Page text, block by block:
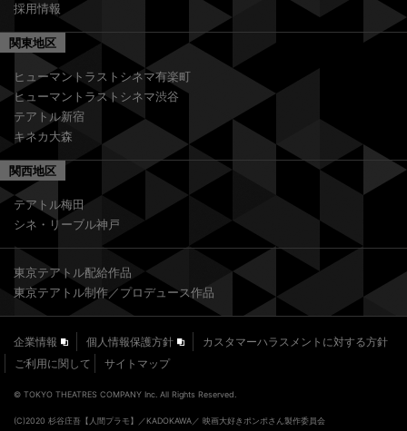
採用情報
関東地区
ヒューマントラストシネマ有楽町
ヒューマントラストシネマ渋谷
テアトル新宿
キネカ大森
関西地区
テアトル梅田
シネ・リーブル神戸
東京テアトル配給作品
東京テアトル制作／プロデュース作品
企業情報 個人情報保護方針
カスタマーハラスメントに対する方針
ご利用に関して
サイトマップ
© TOKYO THEATRES COMPANY Inc. All Rights Reserved.
(C)2020 杉谷庄吾【人間プラモ】／KADOKAWA／ 映画大好きポンポさん製作委員会